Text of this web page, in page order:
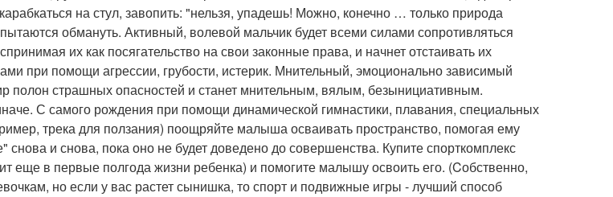
на стул, завопить: "нельзя, упадешь! Можно, конечно … только природа
обмануть. Активный, волевой мальчик будет всеми силами сопротивляться
их как посягательство на свои законные права, и начнет отстаивать их
при помощи агрессии, грубости, истерик. Мнительный, эмоционально зависимый
полон страшных опасностей и станет мнительным, вялым, безынициативным.
С самого рождения при помощи динамической гимнастики, плавания, специальных
трека для ползания) поощряйте малыша осваивать пространство, помогая ему
и снова, пока оно не будет доведено до совершенства. Купите спорткомплекс
еще в первые полгода жизни ребенка) и помогите малышу освоить его. (Cобственно,
но если у вас растет сынишка, то спорт и подвижные игры - лучший способ